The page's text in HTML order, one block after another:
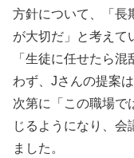
方針について、「長
が大切だ」と考えて
「生徒に任せたら
わず、Jさんの提案
次第に「この職場で
じるようになり、会
ました。